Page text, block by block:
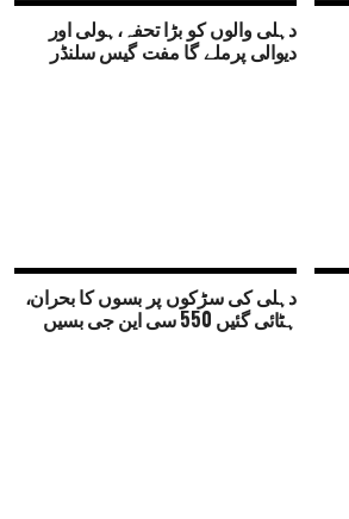
دہلی والوں کو بڑا تحفہ،ہولی اور
دیوالی پرملے گا مفت گیس سلنڈر
دہلی کی سڑکوں پر بسوں کا بحران،
ہٹائی گئیں 550 سی این جی بسیں